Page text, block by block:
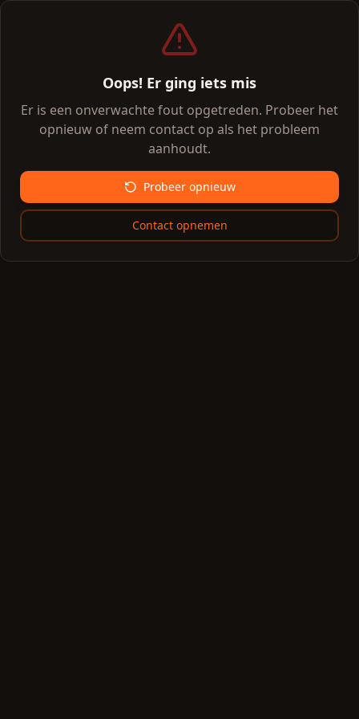
Oops! Er ging iets mis
Er is een onverwachte fout opgetreden. Probeer het
opnieuw of neem contact op als het probleem
aanhoudt.
Probeer opnieuw
Contact opnemen